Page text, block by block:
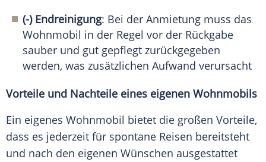
(-) Endreinigung: Bei der Anmietung muss das
Wohnmobil in der Regel vor der Rückgabe
sauber und gut gepflegt zurückgegeben
werden, was zusätzlichen Aufwand verursacht
Vorteile und Nachteile eines eigenen Wohnmobils
Ein eigenes Wohnmobil bietet die großen Vorteile,
dass es jederzeit für spontane Reisen bereitsteht
und nach den eigenen Wünschen ausgestattet